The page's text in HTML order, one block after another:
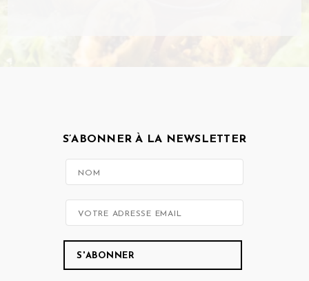
S’ABONNER À LA NEWSLETTER